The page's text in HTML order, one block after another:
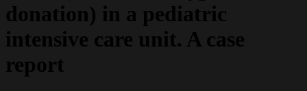
donation) in a pediatric
intensive care unit. A case
report